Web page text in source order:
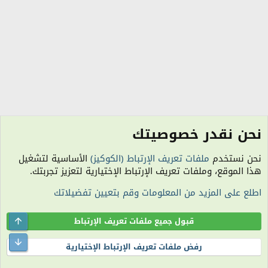
الرياضة العالمية
الكوكيز
المنتدى غير مسؤول عن أي اتفاق تجاري أو تعاوني بين الأعضاء، فعلى كل شخص تحمل
مسئولية نفسه.
التعليقات المنشورة لا تعبر عن رأي منتدى اللمة الجزائرية ولا نتحمل أي مسؤولية حيال
ذلك (ويتحمل كاتبها مسؤولية النشر).
Community platform by XenForo® © 2010-2026 XenForo Ltd.
نحن نقدر خصوصيتك
نحن نستخدم ملفات تعريف الإرتباط (الكوكيز) الأساسية لتشغيل
هذا الموقع، وملفات تعريف الإرتباط الإختيارية لتعزيز تجربتك.
اطلع على المزيد من المعلومات وقم بتعيين تفضيلاتك
قبول جميع ملفات تعريف الإرتباط
رفض ملفات تعريف الإرتباط الإختيارية